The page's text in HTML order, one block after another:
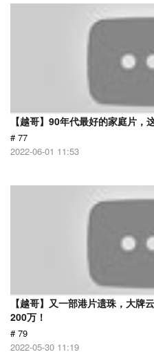
【越哥】90年代最好的家庭片
# 77
2022-06-01 11:53
【越哥】又一部港片遗珠，大牌
200万！
# 79
2022-05-30 11:19